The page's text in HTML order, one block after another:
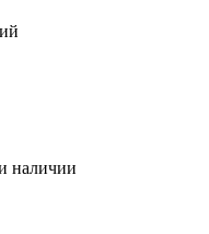
наличии